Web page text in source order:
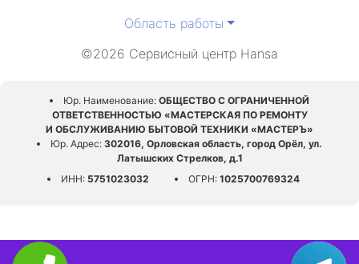
Область работы
©2026 Сервисный центр Hansa
Юр. Наименование: ОБЩЕСТВО С ОГРАНИЧЕННОЙ
ОТВЕТСТВЕННОСТЬЮ «МАСТЕРСКАЯ ПО РЕМОНТУ
И ОБСЛУЖИВАНИЮ БЫТОВОЙ ТЕХНИКИ «МАСТЕРЪ»
Юр. Адрес: 302016, Орловская область, город Орёл, ул.
Латышских Стрелков, д.1
ИНН:5751023032 ОГРН:1025700769324